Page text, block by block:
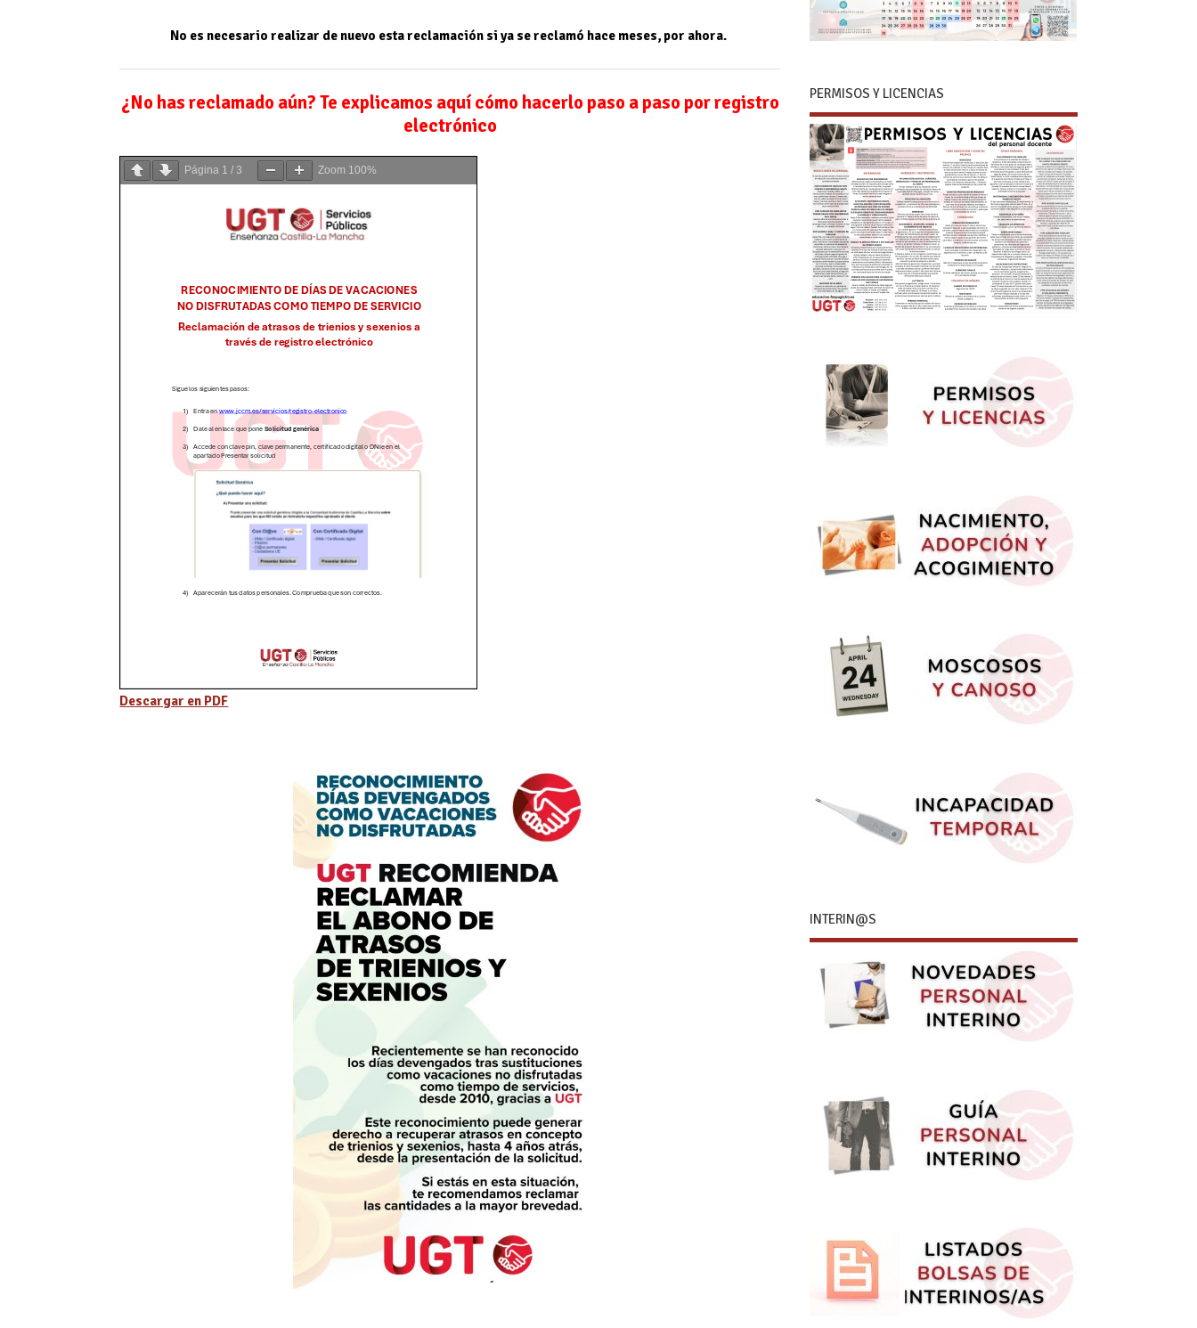
No es necesario realizar de nuevo esta reclamación si ya se reclamó hace meses, por ahora.
¿No has reclamado aún? Te explicamos aquí cómo hacerlo paso a paso por registro
electrónico
Página 1 /3 Zoom 100%
Descargar en PDF
PERMISOS Y LICENCIAS
INTERIN@S